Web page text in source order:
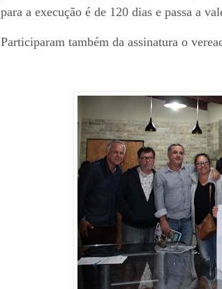
para a execução é de 120 dias e passa a
Participaram também da assinatura o